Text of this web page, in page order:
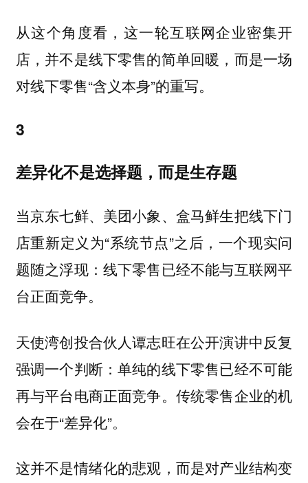
从这个角度看，这一轮互联网企业密集开
店，并不是线下零售的简单回暖，而是一场
对线下零售“含义本身”的重写。
3
差异化不是选择题，而是生存题
当京东七鲜、美团小象、盒马鲜生把线下门
店重新定义为“系统节点”之后，一个现实问
题随之浮现：线下零售已经不能与互联网平
台正面竞争。
天使湾创投合伙人谭志旺在公开演讲中反复
强调一个判断：单纯的线下零售已经不可能
再与平台电商正面竞争。传统零售企业的机
会在于“差异化”。
这并不是情绪化的悲观，而是对产业结构变